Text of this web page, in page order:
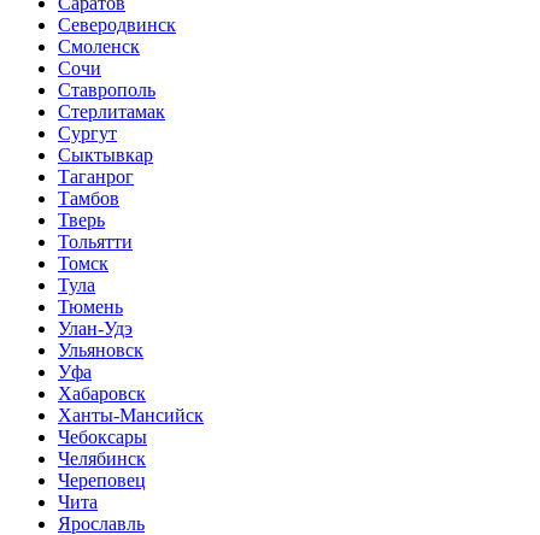
Северодвинск
Смоленск
Сочи
Ставрополь
Стерлитамак
Сургут
Сыктывкар
Таганрог
Тамбов
Тверь
Тольятти
Томск
Тула
Тюмень
Улан-Удэ
Ульяновск
Уфа
Хабаровск
Ханты-Мансийск
Чебоксары
Челябинск
Череповец
Чита
Ярославль